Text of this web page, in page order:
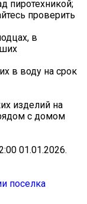
пиротехникой;
проверить
в
в воду на срок
изделий на
с домом
01.01.2026.
поселка